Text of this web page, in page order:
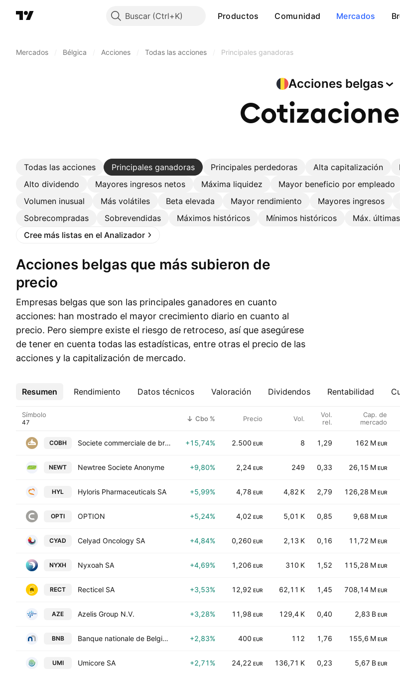
Buscar Productos Comunidad Mercados
Mercados Bélgica Acciones Todas las acciones Principales ganadoras
Acciones belgas
Todas las acciones Principales ganadoras Principales perdedoras Alta capitalización
Alto dividendo
Mayores ingresos netos Máxima liquidez Mayor beneficio por empleado
Volumen inusual
Más volátiles Beta elevada Mayor rendimiento Mayores ingresos
Sobrecompradas
Sobrevendidas Máximos históricos Mínimos históricos Máx.
Cree más listas en el Analizador
Acciones belgas que más subieron de
precio
Empresas belgas que son las principales ganadores en cuanto
acciones: han mostrado el mayor crecimiento diario en cuanto al
precio. Pero siempre existe el riesgo de retroceso, así que asegúrese
de tener en cuenta todas las estadísticas, entre otras el precio de las
acciones y la capitalización de mercado.
Resumen Rendimiento Datos técnicos Valoración Dividendos Rentabilidad
Más
Símbolo Cbo % Precio Vol.
Vol.
rel.
Cap. de
mercado
COBH Societe commerciale de brasserie +15,74% 2.500 EUR 8 1,29 162 M EUR
NEWT Newtree Societe Anonyme +9,80% 2,24 EUR 249 0,33 26,15 M EUR
HYL Hyloris Pharmaceuticals SA +5,99% 4,78 EUR 4,82 K 2,79 126,28 M EUR
OPTI OPTION +5,24% 4,02 EUR 5,01 K 0,85 9,68 M EUR
CYAD Celyad Oncology SA +4,84% 0,260 EUR 2,13 K 0,16 11,72 M EUR
NYXH Nyxoah SA +4,69% 1,206 EUR 310 K 1,52 115,28 M EUR
RECT Recticel SA +3,53% 12,92 EUR 62,11 K 1,45 708,14 M EUR
AZE Azelis Group N.V. +3,28% 11,98 EUR 129,4 K 0,40 2,83 B EUR
BNB Banque nationale de Belgique SA +2,83% 400 EUR 112 1,76 155,6 M EUR
UMI Umicore SA +2,71% 24,22 EUR 136,71 K 0,23 5,67 B EUR